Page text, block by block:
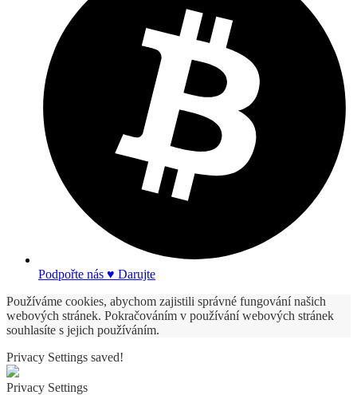
Podpořte nás ♥ Darujte
Používáme cookies, abychom zajistili správné fungování našich
webových stránek. Pokračováním v používání webových stránek
souhlasíte s jejich používáním.
Privacy Settings saved!
Privacy Settings